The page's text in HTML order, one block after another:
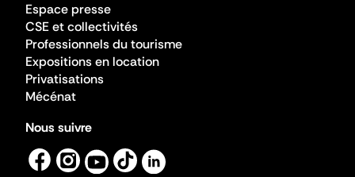
Espace presse
CSE et collectivités
Professionnels du tourisme
Expositions en location
Privatisations
Mécénat
Nous suivre